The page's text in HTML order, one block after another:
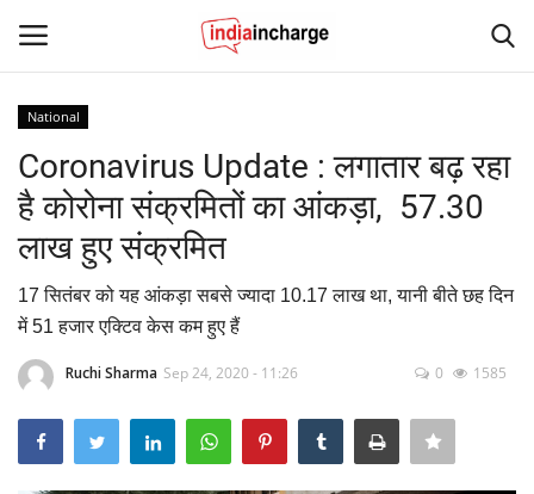
Home
Contact
News
Editorial Pick
Viral Videos
National
Coronavirus Update : लगातार बढ़ रहा
है कोरोना संक्रमितों का आंकड़ा, 57.30
लाख हुए संक्रमित
17 सितंबर को यह आंकड़ा सबसे ज्यादा 10.17 लाख था, यानी बीते छह दिन
में 51 हजार एक्टिव केस कम हुए हैं
Ruchi Sharma Sep 24, 2020 - 11:26 0 1585